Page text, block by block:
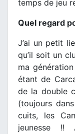
temps de jeu
Quel regard
J’ai un petit
qu’il soit un
ma
étant de
de la double
(toujours
cuits, les
jeunesse !!